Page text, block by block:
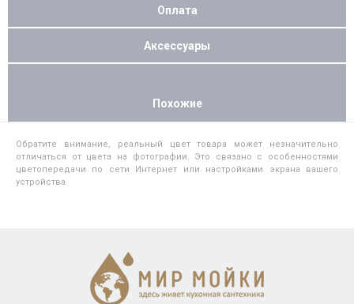
Оплата
Аксессуары
Похожие
Обратите внимание, реальный цвет товара может незначительно
отличаться от цвета на фотографии. Это связано с особенностями
цветопередачи по сети Интернет или настройками экрана вашего
устройства.